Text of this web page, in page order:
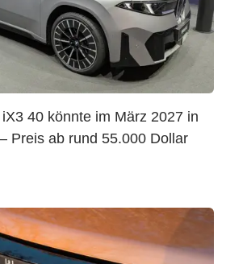
40 könnte im März 2027 in
Preis ab rund 55.000 Dollar